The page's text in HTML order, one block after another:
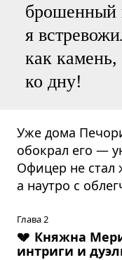
брошенный
я
как
ко дну!
Уже дома
обокрал его —
Офицер не стал
а наутро с
Глава 2
💔 Княжна
интриги и